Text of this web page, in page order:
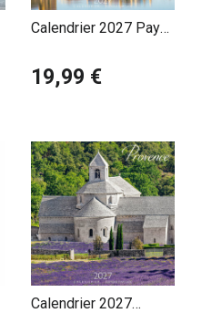
Calendrier 2027 Pays
19,99 €
Calendrier 2027